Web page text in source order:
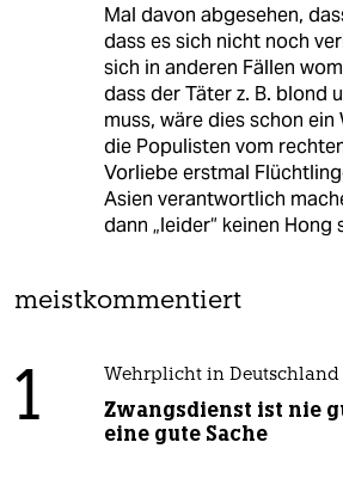
Mal davon abgesehen,
dass es sich nicht noch
sich in anderen Fällen
dass der Täter z. B. blond
muss, wäre dies schon ein
die Populisten vom
Vorliebe erstmal
Asien verantwortlich
dann „leider“ keinen Hong
meistkommentiert
1 Wehrplicht in Deutschland
Zwangsdienst ist nie
eine gute Sache